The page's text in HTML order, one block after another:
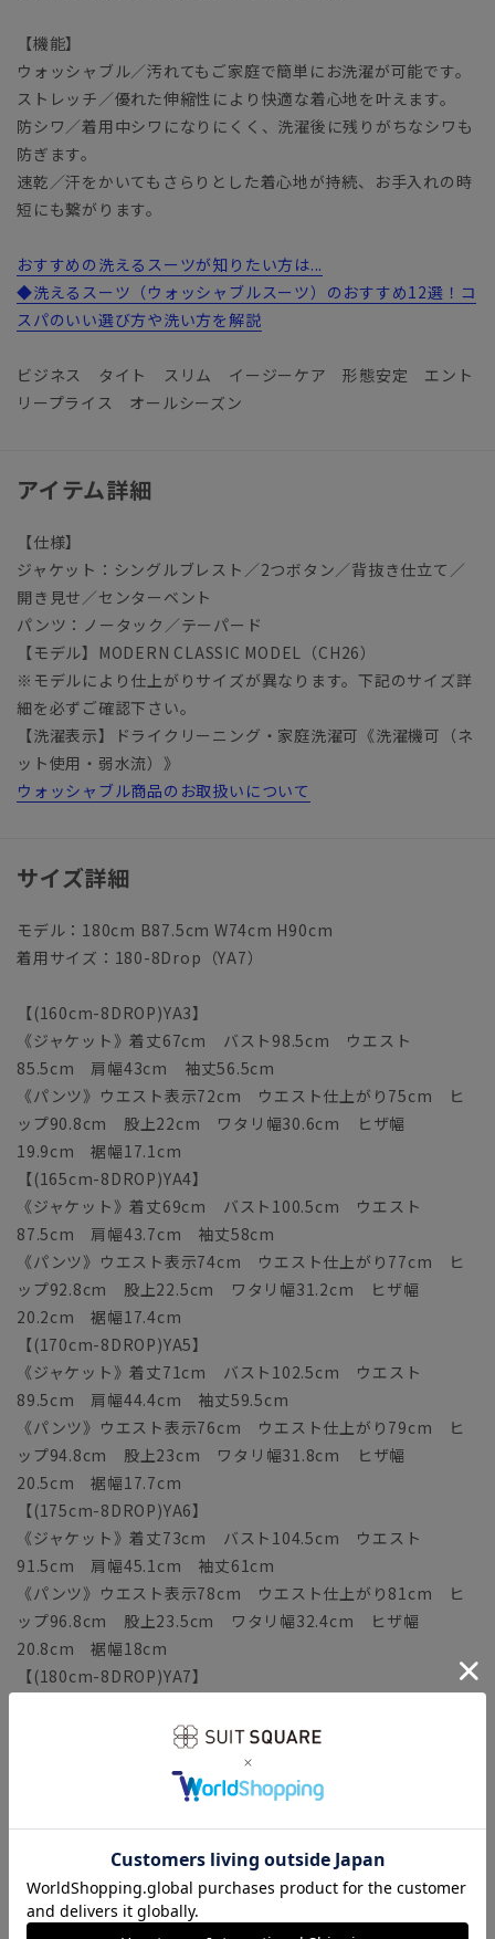
【機能】
ウォッシャブル／汚れてもご家庭で簡単にお洗濯が可能です。
ストレッチ／優れた伸縮性により快適な着心地を叶えます。
防シワ／着用中シワになりにくく、洗濯後に残りがちなシワも
防ぎます。
速乾／汗をかいてもさらりとした着心地が持続、お手入れの時
短にも繋がります。
おすすめの洗えるスーツが知りたい方は...
◆洗えるスーツ（ウォッシャブルスーツ）のおすすめ12選！コ
スパのいい選び方や洗い方を解説
ビジネス タイト スリム イージーケア 形態安定 エント
リープライス オールシーズン
アイテム詳細
【仕様】
ジャケット：シングルブレスト／2つボタン／背抜き仕立て／
開き見せ／センターベント
パンツ：ノータック／テーパード
【モデル】MODERN CLASSIC MODEL（CH26）
※モデルにより仕上がりサイズが異なります。下記のサイズ詳
細を必ずご確認下さい。
【洗濯表示】ドライクリーニング・家庭洗濯可《洗濯機可（ネ
ット使用・弱水流）》
ウォッシャブル商品のお取扱いについて
サイズ詳細
モデル：180cm B87.5cm W74cm H90cm
着用サイズ：180-8Drop（YA7）
【(160cm-8DROP)YA3】
《ジャケット》着丈67cm バスト98.5cm ウエスト
85.5cm 肩幅43cm 袖丈56.5cm
《パンツ》ウエスト表示72cm ウエスト仕上がり75cm ヒ
ップ90.8cm 股上22cm ワタリ幅30.6cm ヒザ幅
19.9cm 裾幅17.1cm
【(165cm-8DROP)YA4】
《ジャケット》着丈69cm バスト100.5cm ウエスト
87.5cm 肩幅43.7cm 袖丈58cm
《パンツ》ウエスト表示74cm ウエスト仕上がり77cm ヒ
ップ92.8cm 股上22.5cm ワタリ幅31.2cm ヒザ幅
20.2cm 裾幅17.4cm
【(170cm-8DROP)YA5】
《ジャケット》着丈71cm バスト102.5cm ウエスト
89.5cm 肩幅44.4cm 袖丈59.5cm
《パンツ》ウエスト表示76cm ウエスト仕上がり79cm ヒ
ップ94.8cm 股上23cm ワタリ幅31.8cm ヒザ幅
20.5cm 裾幅17.7cm
【(175cm-8DROP)YA6】
《ジャケット》着丈73cm バスト104.5cm ウエスト
91.5cm 肩幅45.1cm 袖丈61cm
《パンツ》ウエスト表示78cm ウエスト仕上がり81cm ヒ
ップ96.8cm 股上23.5cm ワタリ幅32.4cm ヒザ幅
20.8cm 裾幅18cm
【(180cm-8DROP)YA7】
93.5cm 肩幅45.8cm 袖丈62.5cm
《パンツ》ウエスト表示80cm ウエスト仕上がり83cm ヒ
ップ98.8cm 股上24cm ワタリ幅33cm ヒザ幅21.1cm
【(160cm-6DROP)A3】
《ジャケット》着丈67cm バスト100.5cm ウエスト
87.5cm 肩幅43.6cm 袖丈56.5cm